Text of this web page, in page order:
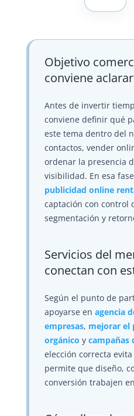
Objetivo
conviene aclarar
Antes de invertir
conviene definir qué
este tema dentro del
contactos, vender
ordenar la presencia
visibilidad. En esa
publicidad online
captación con control
segmentación y
Servicios del
conectan con
Según el punto de
apoyarse en agencia
empresas, mejorar el
orgánico y campañas
elección correcta
permite que diseño,
conversión trabajen